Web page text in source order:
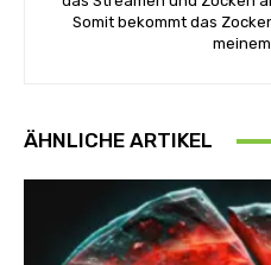
Somit bekommt das
ÄHNLICHE ARTIKEL